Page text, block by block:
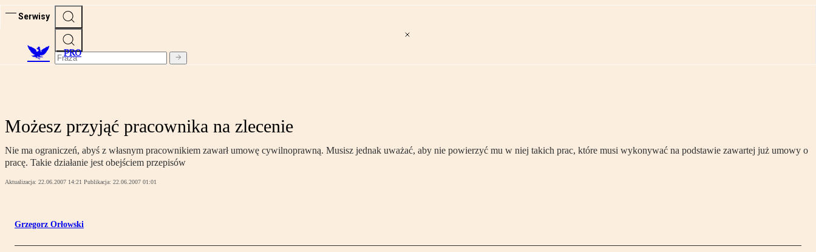
Serwisy
PRO
Możesz przyjąć pracownika na zlecenie
Nie ma ograniczeń, abyś z własnym pracownikiem zawarł umowę cywilnoprawną. Musisz jednak uważać, aby nie powierzyć mu w niej takich prac, które musi wykonywać na podstawie zawartej już umowy o
pracę. Takie działanie jest obejściem przepisów
Aktualizacja: 22.06.2007 14:21 Publikacja: 22.06.2007 01:01
Grzegorz Orłowski